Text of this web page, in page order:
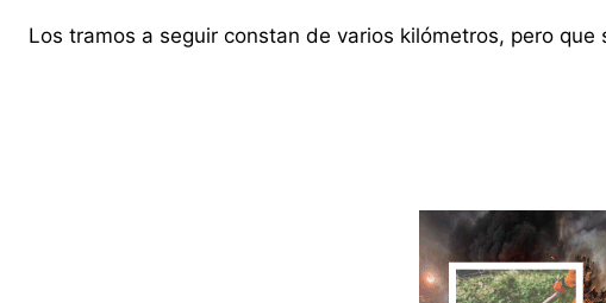
Los tramos a seguir constan de varios kilómetros, pero